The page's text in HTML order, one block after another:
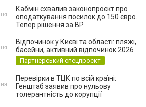
Кабмін схвалив законопроєкт про
оподаткування посилок до 150 євро.
Тепер рішення за ВР
Відпочинок у Києві та області: пляжі,
басейни, активний відпочинок 2026
Партнерський спецпроєкт
Перевірки в ТЦК по всій країні:
Генштаб заявив про нульову
толерантність до корупції